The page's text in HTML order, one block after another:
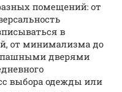
помещений: от
в
от минимализма до
дверями
выбора одежды или